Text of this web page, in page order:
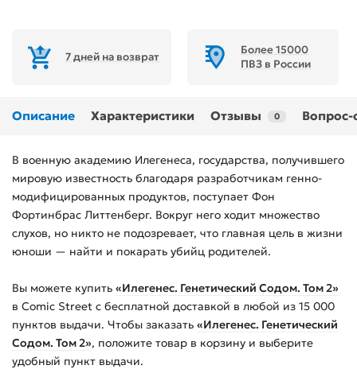
7 дней на возврат
Более 15000
ПВЗ в России
Описание Характеристики Отзывы 0 Вопрос-
В военную академию Илегенеса, государства, получившего
мировую известность благодаря разработчикам генно-
модифицированных продуктов, поступает Фон
Фортинбрас Литтенберг. Вокруг него ходит множество
слухов, но никто не подозревает, что главная цель в жизни
юноши — найти и покарать убийц родителей.
Вы можете купить «Илегенес. Генетический Содом. Том 2»
в Comic Street с бесплатной доставкой в любой из 15 000
пунктов выдачи. Чтобы заказать «Илегенес. Генетический
Содом. Том 2», положите товар в корзину и выберите
удобный пункт выдачи.